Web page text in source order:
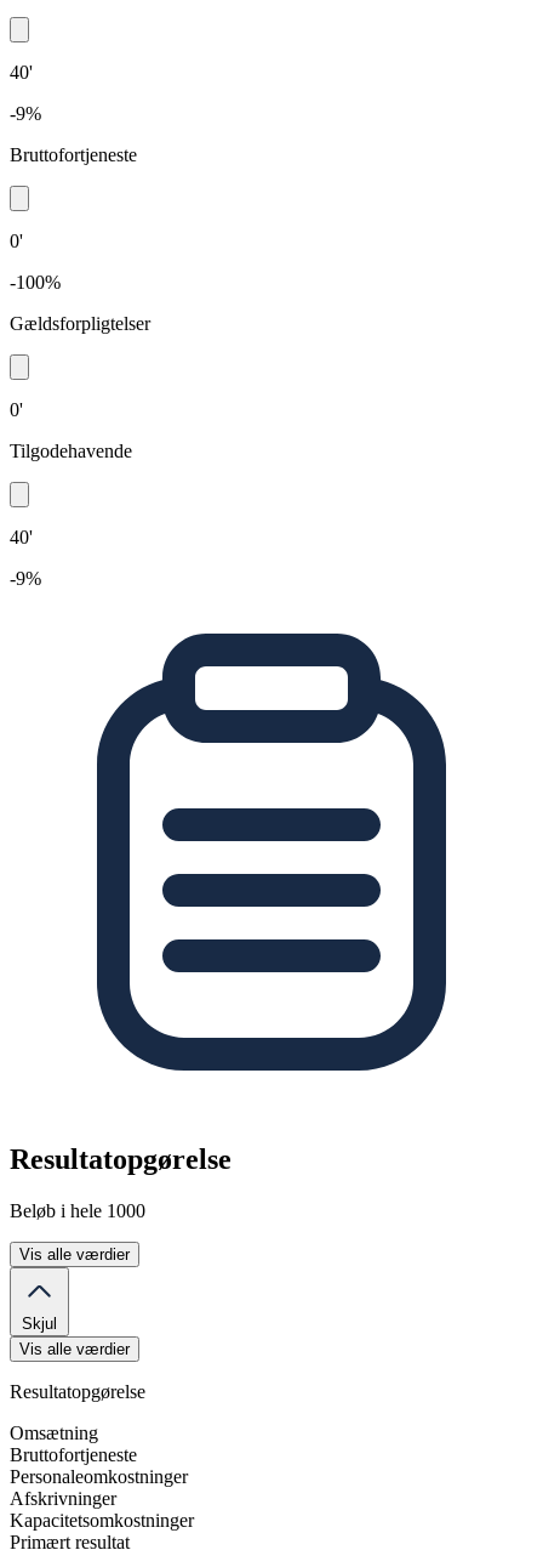
40'
-9%
Bruttofortjeneste
0'
-100%
Gældsforpligtelser
0'
Tilgodehavende
40'
-9%
Resultatopgørelse
Beløb i hele 1000
Vis alle værdier
Skjul
Vis alle værdier
Resultatopgørelse
Omsætning
Bruttofortjeneste
Personaleomkostninger
Afskrivninger
Kapacitetsomkostninger
Primært resultat